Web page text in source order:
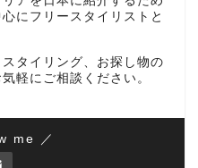
にフリースタイリストと
タイリング、お探し物の
軽にご相談ください。
me ／